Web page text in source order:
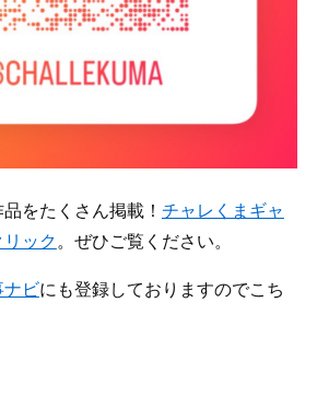
をたくさん掲載！ チャレくまギャ
ック 。ぜひご覧ください。
ナビにも登録しておりますのでこち